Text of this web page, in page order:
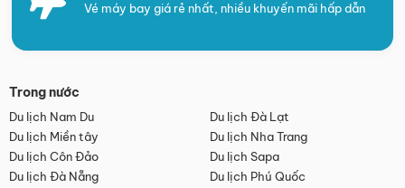
Vé máy bay giá rẻ nhất, nhiều khuyến mãi hấp dẫn
Trong nước
Du lịch Nam Du
Du lịch Đà Lạt
Du lịch Miền tây
Du lịch Nha Trang
Du lịch Côn Đảo
Du lịch Sapa
Du lịch Đà Nẵng
Du lịch Phú Quốc